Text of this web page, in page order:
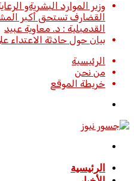
وزير الموارد البشريةو
القضارف تستحق أكبر
القدمبلية : د. معاوية عبيد
بيان حول حادثة الاعتداء
الرئيسية
من نحن
خريطة الموقع
الرئيسية